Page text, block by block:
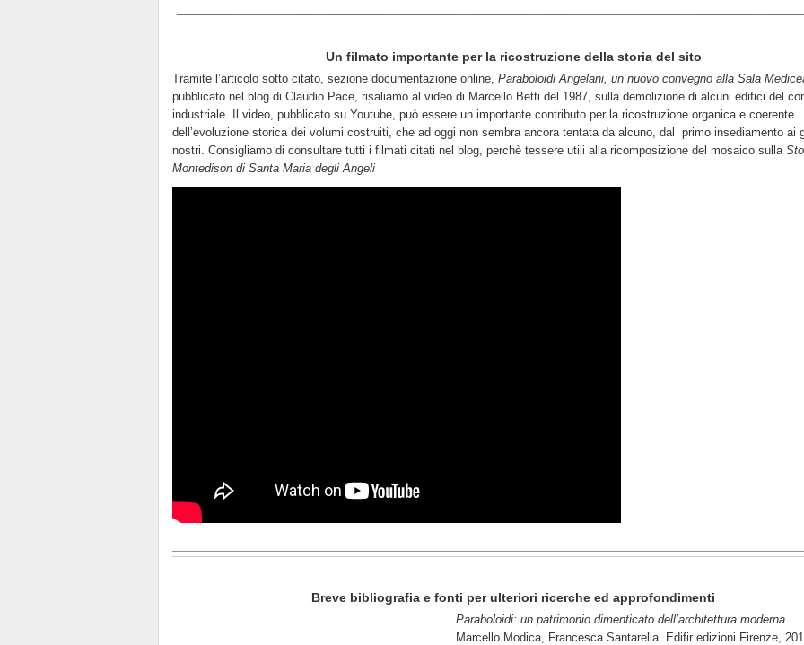
Un filmato importante per la ricostruzione della storia del sito
Tramite l’articolo sotto citato, sezione documentazione online, Paraboloidi Angelani, un nuovo convegno alla Sala
pubblicato nel blog di Claudio Pace, risaliamo al video di Marcello Betti del 1987, sulla demolizione di alcuni edifici del
industriale. Il video, pubblicato su Youtube, può essere un importante contributo per la ricostruzione organica e coerente
dell’evoluzione storica dei volumi costruiti, che ad oggi non sembra ancora tentata da alcuno, dal primo insediamento ai
nostri. Consigliamo di consultare tutti i filmati citati nel blog, perchè tessere utili alla ricomposizione del mosaico sulla
Montedison di Santa Maria degli Angeli
Breve bibliografia e fonti per ulteriori ricerche ed approfondimenti
Paraboloidi: un patrimonio dimenticato dell’architettura moderna
Marcello Modica, Francesca Santarella. Edifir edizioni Firenze,